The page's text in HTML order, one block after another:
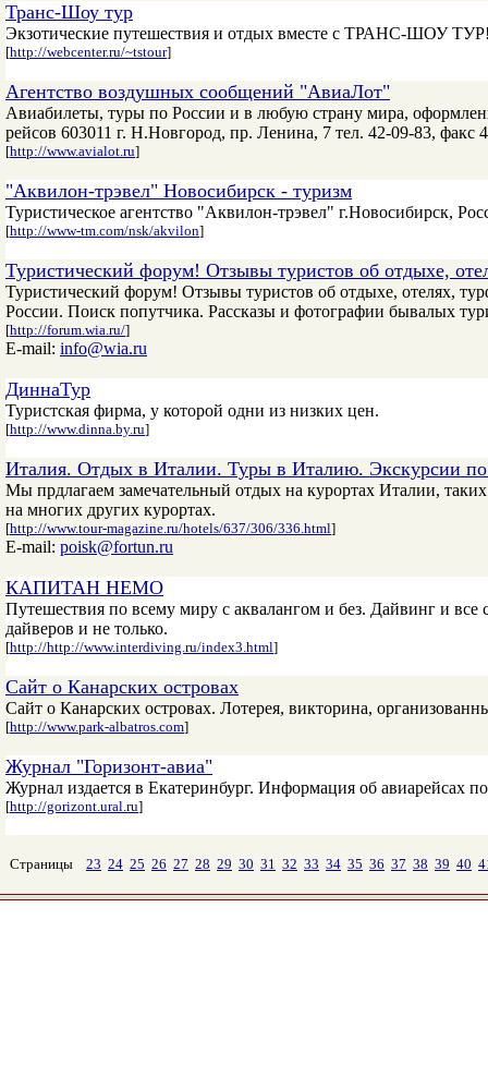
Транс-Шоу тур
Экзотические путешествия и отдых вместе с ТРАНС-ШОУ
[http://webcenter.ru/~tstour]
Агентство воздушных сообщений "АвиаЛот"
Авиабилеты, туры по России и в любую страну мира,
рейсов 603011 г. Н.Новгород, пр. Ленина, 7 тел. 42-09-83, факс
[http://www.avialot.ru]
"Аквилон-трэвел" Новосибирск - туризм
Туристическое агентство "Аквилон-трэвел" г.Новосибирск,
[http://www-tm.com/nsk/akvilon]
Туристический форум! Отзывы туристов об отдыхе,
Туристический форум! Отзывы туристов об отдыхе, отелях,
России. Поиск попутчика. Рассказы и фотографии бывалых
[http://forum.wia.ru/]
E-mail: info@wia.ru
ДиннаТур
Туристская фирма, у которой одни из низких цен.
[http://www.dinna.by.ru]
Италия. Отдых в Италии. Туры в Италию. Экскурсии
Мы прдлагаем замечательный отдых на курортах Италии,
на многих других курортах.
[http://www.tour-magazine.ru/hotels/637/306/336.html]
E-mail: poisk@fortun.ru
КАПИТАН НЕМО
Путешествия по всему миру с аквалангом и без. Дайвинг и
дайверов и не только.
[http://http://www.interdiving.ru/index3.html]
Сайт о Канарских островах
Сайт о Канарских островах. Лотерея, викторина,
[http://www.park-albatros.com]
Журнал "Горизонт-авиа"
Журнал издается в Екатеринбург. Информация об авиарейсах
[http://gorizont.ural.ru]
Страницы 23 24 25 26 27 28 29 30 31 32 33 34 35 36 37 38 39 40